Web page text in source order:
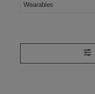
Wearables